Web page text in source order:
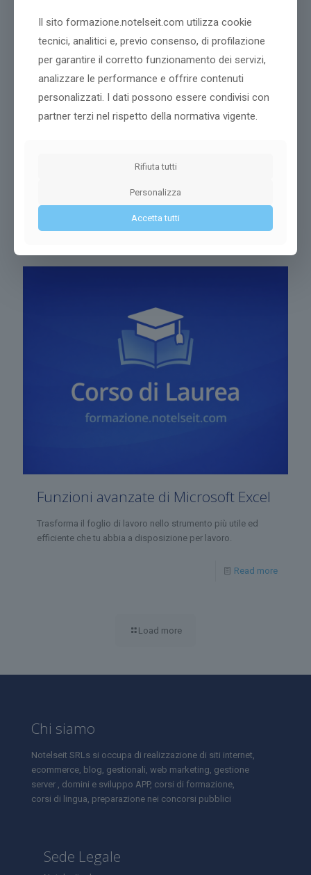
target e il pubblico, utilizzando i principi della
comunicazione efficace.
Funzioni avanzate di Microsoft Excel
Trasforma il foglio di lavoro nello strumento più utile ed
efficiente che tu abbia a disposizione per lavoro.
Read more
Load more
Chi siamo
Notelseit SRLs si occupa di realizzazione di siti internet,
ecommerce, blog, gestionali, web marketing, gestione
server , domini e sviluppo APP, corsi di formazione,
corsi di lingua, preparazione nei concorsi pubblici
Sede Legale
Il sito formazione.notelseit.com utilizza cookie
tecnici, analitici e, previo consenso, di profilazione
per garantire il corretto funzionamento dei servizi,
analizzare le performance e offrire contenuti
personalizzati. I dati possono essere condivisi con
partner terzi nel rispetto della normativa vigente.
Rifiuta tutti
Personalizza
Accetta tutti